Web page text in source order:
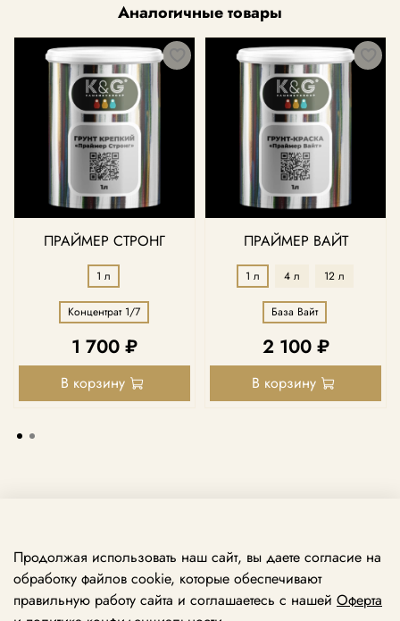
Аналогичные товары
ПРАЙМЕР СТРОНГ
1 л
Концентрат 1/7
1 700 ₽
В корзину
ПРАЙМЕР ВАЙТ
1 л 4 л 12 л
База Вайт
2 100 ₽
В корзину
Продолжая использовать наш сайт, вы даете согласие на
обработку файлов cookie, которые обеспечивают
правильную работу сайта и соглашаетесь с нашей Оферта